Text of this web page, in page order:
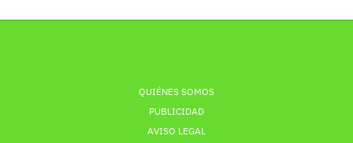
QUIÉNES SOMOS
PUBLICIDAD
AVISO LEGAL